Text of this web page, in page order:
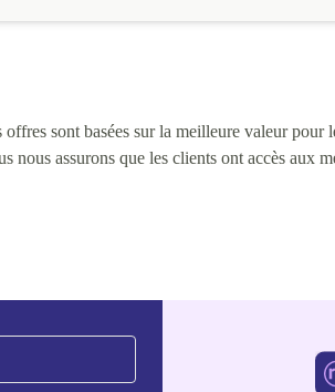
sont basées sur la meilleure valeur pour
assurons que les clients ont accès aux